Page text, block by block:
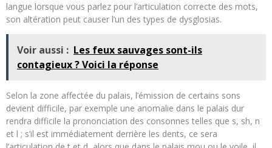
langue lorsque vous parlez pour l’articulation correcte des mots,
son altération peut causer l’un des types de dysglosias.
Voir aussi : Les feux sauvages sont-ils
contagieux ? Voici la réponse
Selon la zone affectée du palais, l’émission de certains sons
devient difficile, par exemple une anomalie dans le palais dur
rendra difficile la prononciation des consonnes telles que s, sh, n
et l ; s’il est immédiatement derrière les dents, ce sera